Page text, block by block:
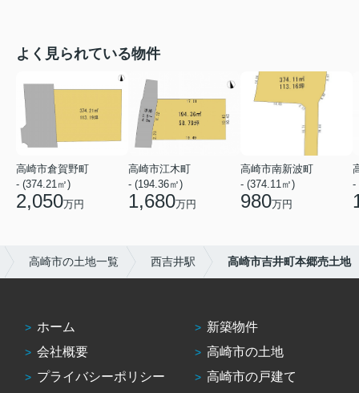
よく見られている物件
高崎市倉賀野町
- (374.21㎡)
2,050万円
高崎市江木町
- (194.36㎡)
1,680万円
高崎市南新波町
- (374.11㎡)
980万円
-
高崎市の土地一覧 西吉井駅 高崎市吉井町本郷売土地
ホーム
会社概要
プライバシーポリシー
新築物件
高崎市の土地
高崎市の戸建て